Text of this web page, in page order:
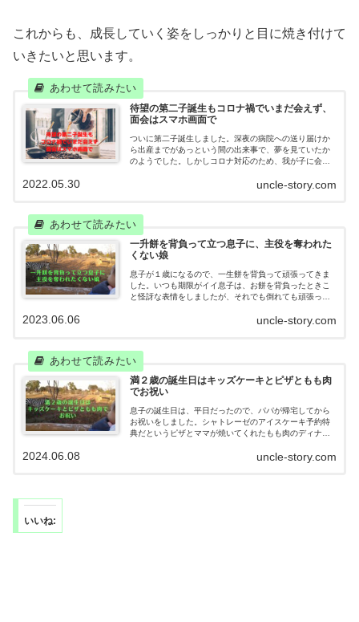
これからも、成長していく姿をしっかりと目に焼き付けて
いきたいと思います。
待望の第二子誕生もコロナ禍でいまだ会えず、
面会はスマホ画面で
ついに第二子誕生しました。深夜の病院への送り届けか
ら出産までがあっという間の出来事で、夢を見ていたか
のようでした。しかしコロナ対応のため、我が子に会え
会になってしまいます。あ～、早く抱っこしたい。
uncle-story.com
2022.05.30
一升餅を背負って立つ息子に、主役を奪われた
くない娘
息子が１歳になるので、一生餅を背負って頑張ってきま
した。いつも期限がイイ息子は、お餅を背負ったときこ
と怪訝な表情をしましたが、それでも倒れても頑張って
はお姉ちゃん。この日も主役の座は彼女にありました。
uncle-story.com
2023.06.06
満２歳の誕生日はキッズケーキとピザともも肉
でお祝い
息子の誕生日は、平日だったので、パパが帰宅してから
お祝いをしました。シャトレーゼのアイスケーキ予約特
典だというピザとママが焼いてくれたもも肉のディナ
uncle-story.com
2024.06.08
いいね: